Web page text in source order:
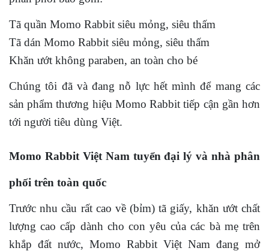
Tã quần Momo Rabbit siêu mỏng, siêu thấm
Tã dán Momo Rabbit siêu mỏng, siêu thấm
Khăn ướt không paraben, an toàn cho bé
Chúng tôi đã và đang nỗ lực hết mình để mang các
sản phẩm thương hiệu Momo Rabbit tiếp cận gần hơn
tới người tiêu dùng Việt.
Momo Rabbit Việt Nam tuyển đại lý và nhà phân
phối trên toàn quốc
Trước nhu cầu rất cao về (bỉm) tã giấy, khăn ướt chất
lượng cao cấp dành cho con yêu của các bà mẹ trên
khắp đất nước, Momo Rabbit Việt Nam đang mở